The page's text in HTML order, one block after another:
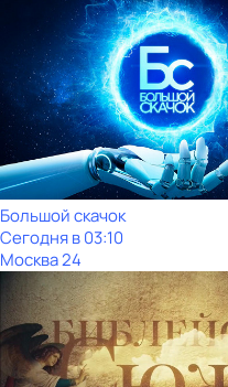
Большой скачок
Сегодня в 03:10
Москва 24